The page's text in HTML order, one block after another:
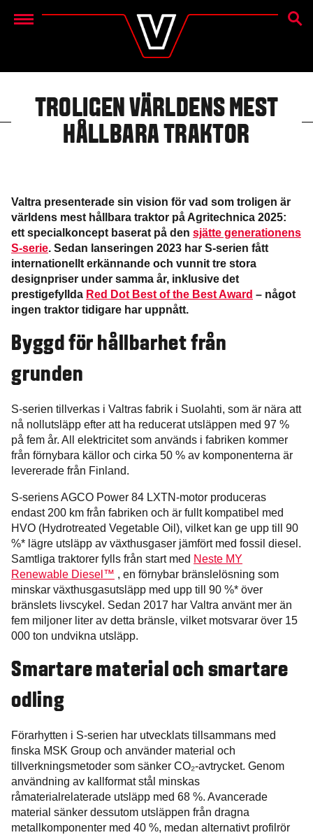
Menu
TROLIGEN VÄRLDENS MEST
HÅLLBARA TRAKTOR
Valtra presenterade sin vision för vad som troligen är
världens mest hållbara traktor på Agritechnica 2025:
ett specialkoncept baserat på den sjätte generationens
S-serie. Sedan lanseringen 2023 har S-serien fått
internationellt erkännande och vunnit tre stora
designpriser under samma år, inklusive det
prestigefyllda Red Dot Best of the Best Award – något
ingen traktor tidigare har uppnått.
Byggd för hållbarhet från
grunden
S-serien tillverkas i Valtras fabrik i Suolahti, som är nära att
nå nollutsläpp efter att ha reducerat utsläppen med 97 %
på fem år. All elektricitet som används i fabriken kommer
från förnybara källor och cirka 50 % av komponenterna är
levererade från Finland.
S-seriens AGCO Power 84 LXTN-motor produceras
endast 200 km från fabriken och är fullt kompatibel med
HVO (Hydrotreated Vegetable Oil), vilket kan ge upp till 90
%* lägre utsläpp av växthusgaser jämfört med fossil diesel.
Samtliga traktorer fylls från start med Neste MY
Renewable Diesel™ , en förnybar bränslelösning som
minskar växthusgasutsläpp med upp till 90 %* över
bränslets livscykel. Sedan 2017 har Valtra använt mer än
fem miljoner liter av detta bränsle, vilket motsvarar över 15
000 ton undvikna utsläpp.
Smartare material och smartare
odling
Förarhytten i S-serien har utvecklats tillsammans med
finska MSK Group och använder material och
tillverkningsmetoder som sänker CO₂-avtrycket. Genom
användning av kallformat stål minskas
råmaterialrelaterade utsläpp med 68 %. Avancerade
material sänker dessutom utsläppen från dragna
metallkomponenter med 40 %, medan alternativt profilrör